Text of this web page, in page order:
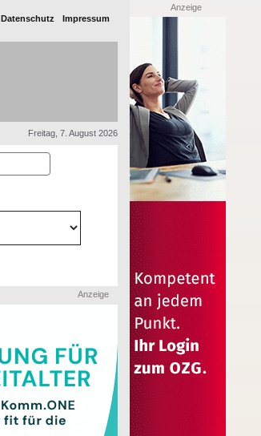
Datenschutz Impressum
Freitag, 7. August 2026
Anzeige
Anzeige